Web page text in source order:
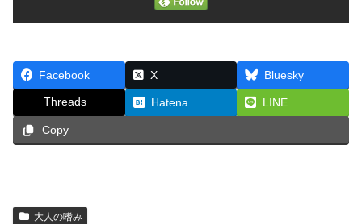
Facebook X Bluesky
Threads Hatena LINE
Copy
大人の嗜み